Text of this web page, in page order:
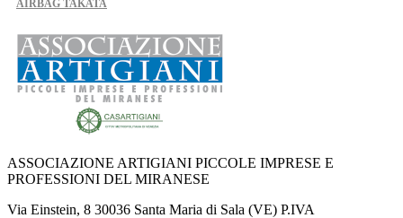
AIRBAG TAKATA
AL VIA IL TAVOLO REGIONALE PER L'ARTIGIANATO
NUOVO DPCM AUTOMOTIVE: CASARTIGIANI SCRIVE AL MINISTRO
COMUNICAZIONI DI CONFERMA DEGLI INVESTIMENTI
ASSOCIAZIONE ARTIGIANI PICCOLE IMPRESE E
PROFESSIONI DEL MIRANESE
Via Einstein, 8 30036 Santa Maria di Sala (VE) P.IVA